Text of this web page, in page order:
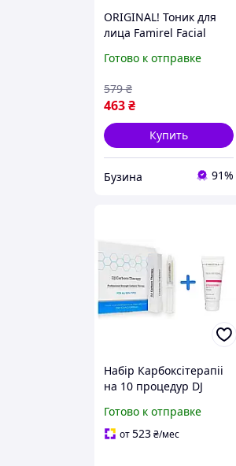
ORIGINAL! Тоник для
лица Famirel Facial
кожи С салициловой и
кислотами 200
Готово к отправке
463₴
579 ₴
Купить
Бузина 91%
Набір Карбоксітерапіі
на 10 процедур DJ
Original + Догляд Для
Нормальної шкіри
Готово к отправке
от523₴/мес